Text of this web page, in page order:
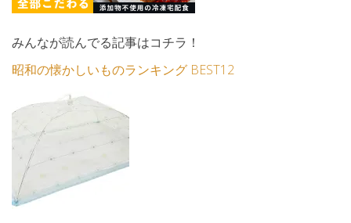
みんなが読んでる記事はコチラ！
昭和の懐かしいものランキング BEST12